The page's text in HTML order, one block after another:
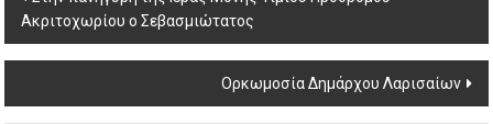
navigation
Ακριτοχωρίου ο Σεβασμιώτατος
Ορκωμοσία Δημάρχου Λαρισαίων